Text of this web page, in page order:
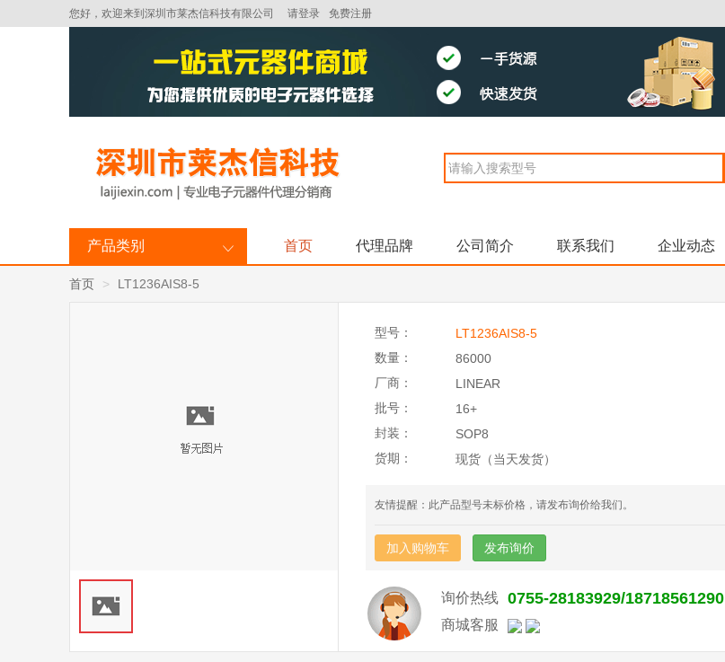
您好，欢迎来到深圳市莱杰信科技有限公司 请登录 免费注册
产品类别 首页 代理品牌 公司简介 联系我们 企业动态
首页 LT1236AIS8-5
型号： LT1236AIS8-5
数量： 86000
厂商： LINEAR
批号： 16+
封装： SOP8
货期： 现货（当天发货）
友情提醒：此产品型号未标价格，请发布询价给我们。
加入购物车 发布询价
询价热线 0755-28183929/18718561290
商城客服